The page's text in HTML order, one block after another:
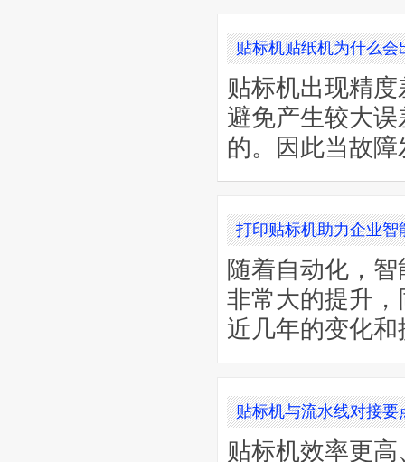
贴标机贴纸机为什么
贴标机出现精
避免产生较大
的。因此当故
打印贴标机助力企业
随着自动化，
非常大的提升
近几年的变化和
贴标机与流水线对接要
贴标机效率更